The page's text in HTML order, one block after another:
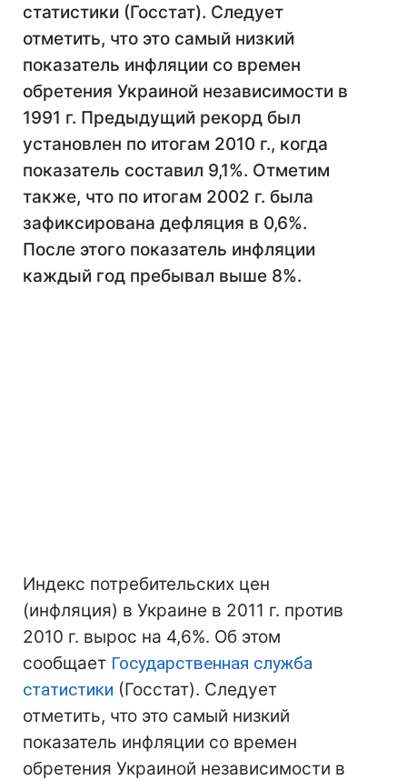
статистики (Госстат). Следует
отметить, что это самый низкий
показатель инфляции со времен
обретения Украиной независимости в
1991 г. Предыдущий рекорд был
установлен по итогам 2010 г., когда
показатель составил 9,1%. Отметим
также, что по итогам 2002 г. была
зафиксирована дефляция в 0,6%.
После этого показатель инфляции
каждый год пребывал выше 8%.
Индекс потребительских цен
(инфляция) в Украине в 2011 г. против
2010 г. вырос на 4,6%. Об этом
сообщает Государственная служба
статистики (Госстат). Следует
отметить, что это самый низкий
показатель инфляции со времен
обретения Украиной независимости в